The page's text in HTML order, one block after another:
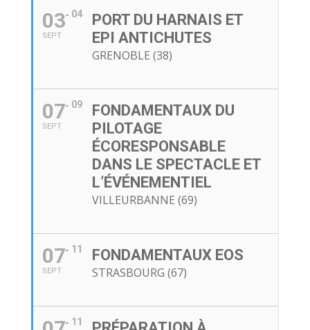
03
SEPT
04
PORT DU HARNAIS ET
EPI ANTICHUTES
GRENOBLE (38)
07
SEPT
09
FONDAMENTAUX DU
PILOTAGE
ÉCORESPONSABLE
DANS LE SPECTACLE ET
L’ÉVÉNEMENTIEL
VILLEURBANNE (69)
07
SEPT
11 FONDAMENTAUX EOS
STRASBOURG (67)
11